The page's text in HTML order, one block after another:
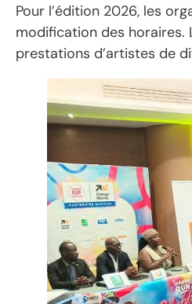
Pour l’édition 2026, les
modification des
prestations d’artistes de